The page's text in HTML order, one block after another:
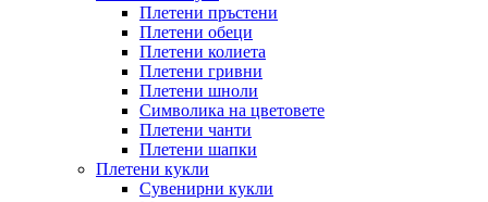
Плетени пръстени
Плетени обeци
Плетени колиета
Плетени гривни
Плетени шноли
Символика на цветовете
Плетени чанти
Плетени шапки
Плетени кукли
Сувенирни кукли